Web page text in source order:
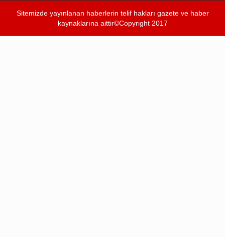
Sitemizde yayınlanan haberlerin telif hakları gazete ve haber
kaynaklarına aittir©Copyright 2017